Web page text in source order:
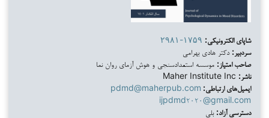
شاپای الکترونیکی: ۲۹۸۱-۱۷۵۹
سردبیر: دکتر هادی بهرامی
صاحب امتیاز: موسسه استعدادسنجی و هوش آزمای روان نما
ناشر:
ایمیل‌های ارتباطی: pdmd@maherpub.com
ijpdmd۲۰۲۰@gmail.com
دسترسی آزاد: بلی